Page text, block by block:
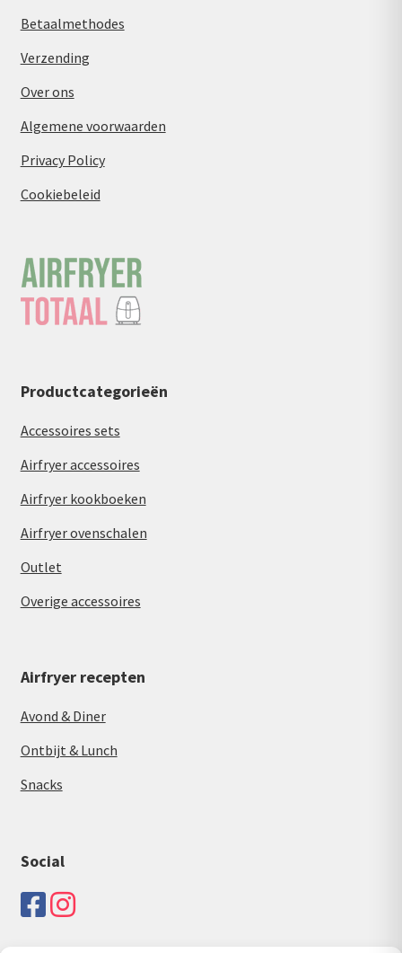
Betaalmethodes
Verzending
Over ons
Algemene voorwaarden
Privacy Policy
Cookiebeleid
Productcategorieën
Accessoires sets
Airfryer accessoires
Airfryer kookboeken
Airfryer ovenschalen
Outlet
Overige accessoires
Airfryer recepten
Avond & Diner
Ontbijt & Lunch
Snacks
Social